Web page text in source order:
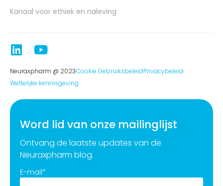
Kanaal voor ethiek en naleving
Neuraxpharm @ 2023Cookie GebruiksbeleidPrivacybeleid
Wettelijke kennisgeving
Word lid van onze mailinglijst
Ontvang de laatste updates van de
Neuraxpharm blog.
E-mail*